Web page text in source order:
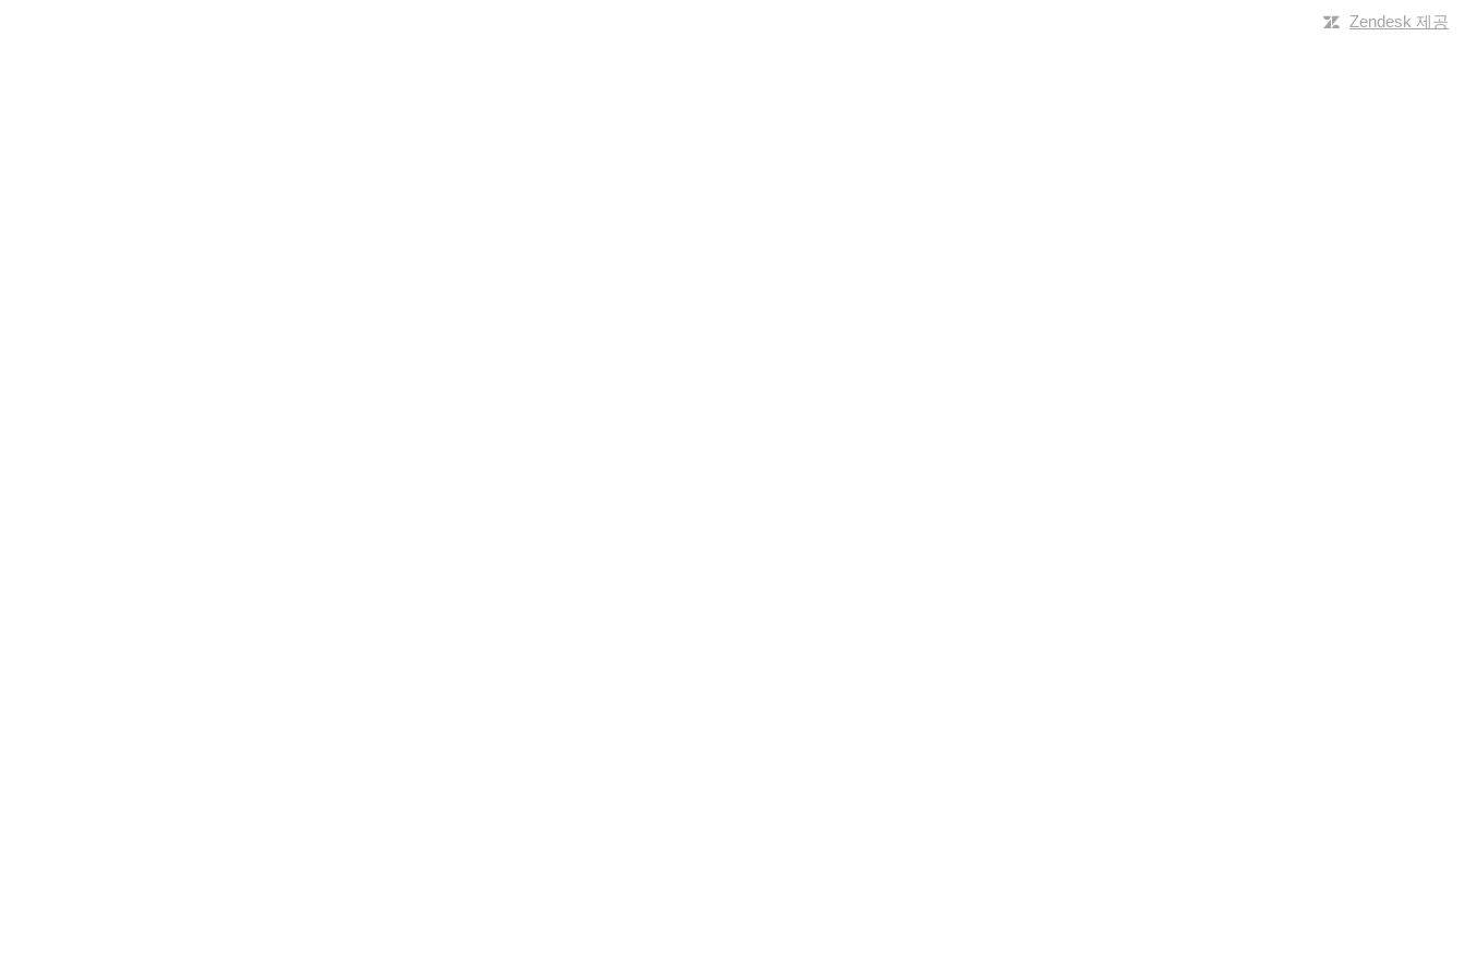
Zendesk 제공